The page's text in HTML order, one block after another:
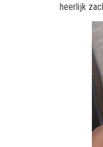
heerlijk